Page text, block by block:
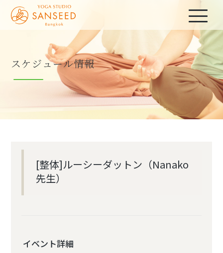
スケジュール情報
[整体]ルーシーダットン（Nanako
先生）
イベント詳細